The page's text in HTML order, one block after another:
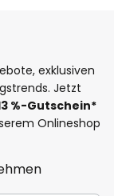
exklusiven
Jetzt
%-Gutschein*
Onlineshop